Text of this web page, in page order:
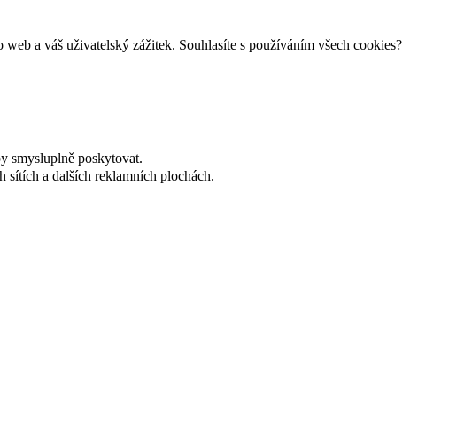
a váš uživatelský zážitek. Souhlasíte s používáním všech cookies?
smysluplně poskytovat.
sítích a dalších reklamních plochách.